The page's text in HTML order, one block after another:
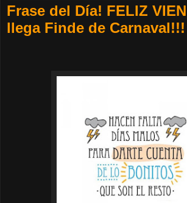
Frase del Día! FELIZ
llega Finde de Carnaval!!!